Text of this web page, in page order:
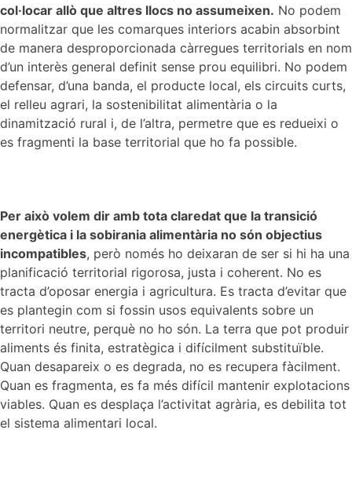
col·locar allò que altres llocs no assumeixen. No podem
normalitzar que les comarques interiors acabin absorbint
de manera desproporcionada càrregues territorials en nom
d’un interès general definit sense prou equilibri. No podem
defensar, d’una banda, el producte local, els circuits curts,
el relleu agrari, la sostenibilitat alimentària o la
dinamització rural i, de l’altra, permetre que es redueixi o
es fragmenti la base territorial que ho fa possible.
Per això volem dir amb tota claredat que la transició
energètica i la sobirania alimentària no són objectius
incompatibles, però només ho deixaran de ser si hi ha una
planificació territorial rigorosa, justa i coherent. No es
tracta d’oposar energia i agricultura. Es tracta d’evitar que
es plantegin com si fossin usos equivalents sobre un
territori neutre, perquè no ho són. La terra que pot produir
aliments és finita, estratègica i difícilment substituïble.
Quan desapareix o es degrada, no es recupera fàcilment.
Quan es fragmenta, es fa més difícil mantenir explotacions
viables. Quan es desplaça l’activitat agrària, es debilita tot
el sistema alimentari local.